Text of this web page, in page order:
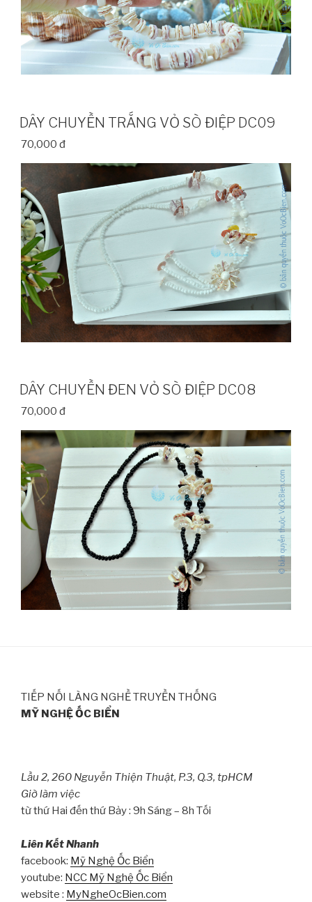
DÂY CHUYỀN TRẮNG VỎ SÒ ĐIỆP DC09
70,000 đ
DÂY CHUYỀN ĐEN VỎ SÒ ĐIỆP DC08
70,000 đ
TIẾP NỐI LÀNG NGHỀ TRUYỀN THỐNG
MỸ NGHỆ ỐC BIỂN
Lầu 2, 260 Nguyễn Thiện Thuật, P.3, Q.3, tpHCM
Giờ làm việc
từ thứ Hai đến thứ Bảy : 9h Sáng – 8h Tối
Liên Kết Nhanh
facebook: Mỹ Nghệ Ốc Biển
youtube: NCC Mỹ Nghệ Ốc Biển
website : MyNgheOcBien.com